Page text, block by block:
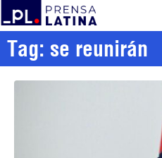
Tag: se reunirán